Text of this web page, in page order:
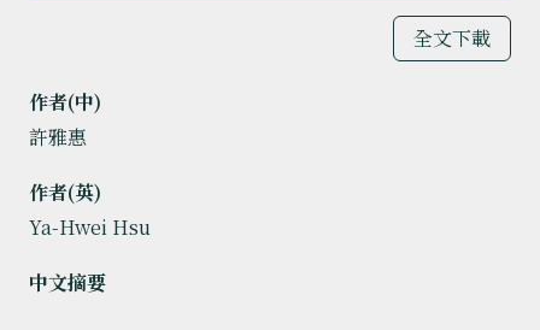
全文下載
作者(中)
許雅惠
作者(英)
Ya-Hwei Hsu
中文摘要